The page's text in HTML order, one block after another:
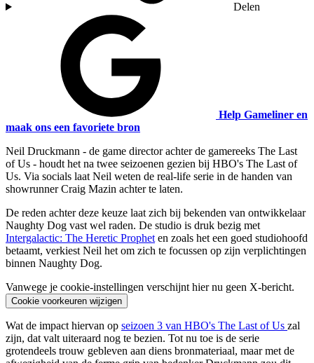
Delen
Help Gameliner en
maak ons een favoriete bron
Neil Druckmann - de game director achter de gamereeks The Last
of Us - houdt het na twee seizoenen gezien bij HBO's The Last of
Us. Via socials laat Neil weten de real-life serie in de handen van
showrunner Craig Mazin achter te laten.
De reden achter deze keuze laat zich bij bekenden van ontwikkelaar
Naughty Dog vast wel raden. De studio is druk bezig met
Intergalactic: The Heretic Prophet en zoals het een goed studiohoofd
betaamt, verkiest Neil het om zich te focussen op zijn verplichtingen
binnen Naughty Dog.
Vanwege je cookie-instellingen verschijnt hier nu geen X-bericht.
Cookie voorkeuren wijzigen
Wat de impact hiervan op seizoen 3 van HBO's The Last of Us zal
zijn, dat valt uiteraard nog te bezien. Tot nu toe is de serie
grotendeels trouw gebleven aan diens bronmateriaal, maar met de